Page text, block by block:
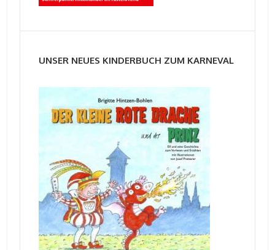
UNSER NEUES KINDERBUCH ZUM KARNEVAL